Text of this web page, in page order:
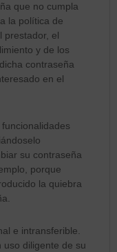
que no cumpla
la política de
prestador, el
y de los
contraseña
en el
su contraseña
porque
la quiebra
e intransferible.
uso diligente de su